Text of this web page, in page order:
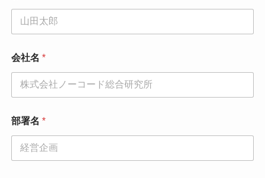
会社名 *
部署名 *